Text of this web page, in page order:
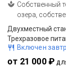
Собственный
озера,
Двухместный
Включен
от 21 000 ₽